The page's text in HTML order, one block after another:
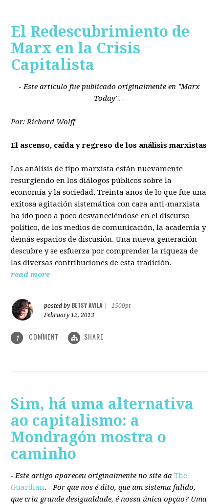
El Redescubrimiento de
Marx en la Crisis
Capitalista
- Este artículo fue publicado originalmente en "Marx
Today". -
Por: Richard Wolff
El ascenso, caída y regreso de los análisis marxistas
Los análisis de tipo marxista están nuevamente
resurgiendo en los diálogos públicos sobre la
economía y la sociedad. Treinta años de lo que fue una
exitosa agitación sistemática con cara anti-marxista
ha ido poco a poco desvaneciéndose en el discurso
político, de los medios de comunicación, la academia y
demás espacios de discusión. Una nueva generación
descubre y se esfuerza por comprender la riqueza de
las diversas contribuciones de esta tradición.
read more
posted by BETSY AVILA
1500pt
February 12, 2013
1 COMMENT SHARE
Sim, há uma alternativa
ao capitalismo: a
Mondragón mostra o
caminho
- Este artigo apareceu originalmente no site daThe
Guardian. - Por que nos é dito, que um sistema falido,
que cria grande desigualdade, é nossa única opção? Uma